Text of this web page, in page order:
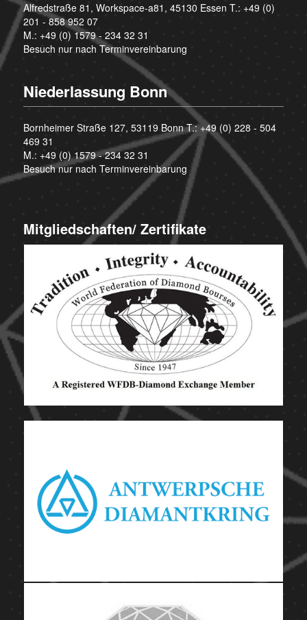
Alfredstraße 81, Workspace-a81, 45130 Essen T.: +49 (0)
201 - 858 952 07
M.: +49 (0) 1579 - 234 32 31
Besuch nur nach Terminvereinbarung
Niederlassung Bonn
Bornheimer Straße 127, 53119 Bonn T.:+49 (0) 228 - 504
469 31
M.: +49 (0) 1579 - 234 32 31
Besuch nur nach Terminvereinbarung
Mitgliedschaften/ Zertifikate